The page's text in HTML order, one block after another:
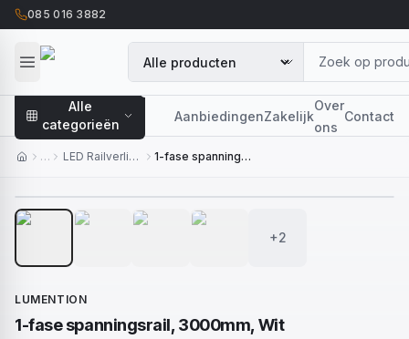
085 016 3882
Alle
categorieën
AanbiedingenZakelijk
Over
ons
Contact
… LED Railverlichting
1-fase spanningsrail, 3000mm, Wit
+2
LUMENTION
1-fase spanningsrail, 3000mm, Wit